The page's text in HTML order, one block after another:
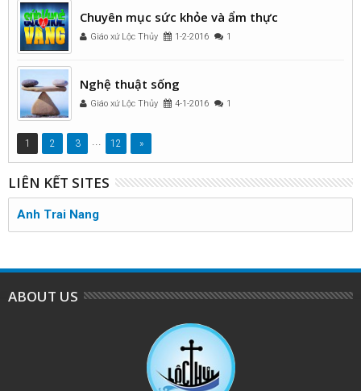
Chuyên mục sức khỏe và ẩm thực
Giáo xứ Lộc Thủy 1-2-2016 1
Nghệ thuật sống
Giáo xứ Lộc Thủy 4-1-2016 1
1 2 3 ... 12 »
LIÊN KẾT SITES
Anh Trai Nang
ABOUT US